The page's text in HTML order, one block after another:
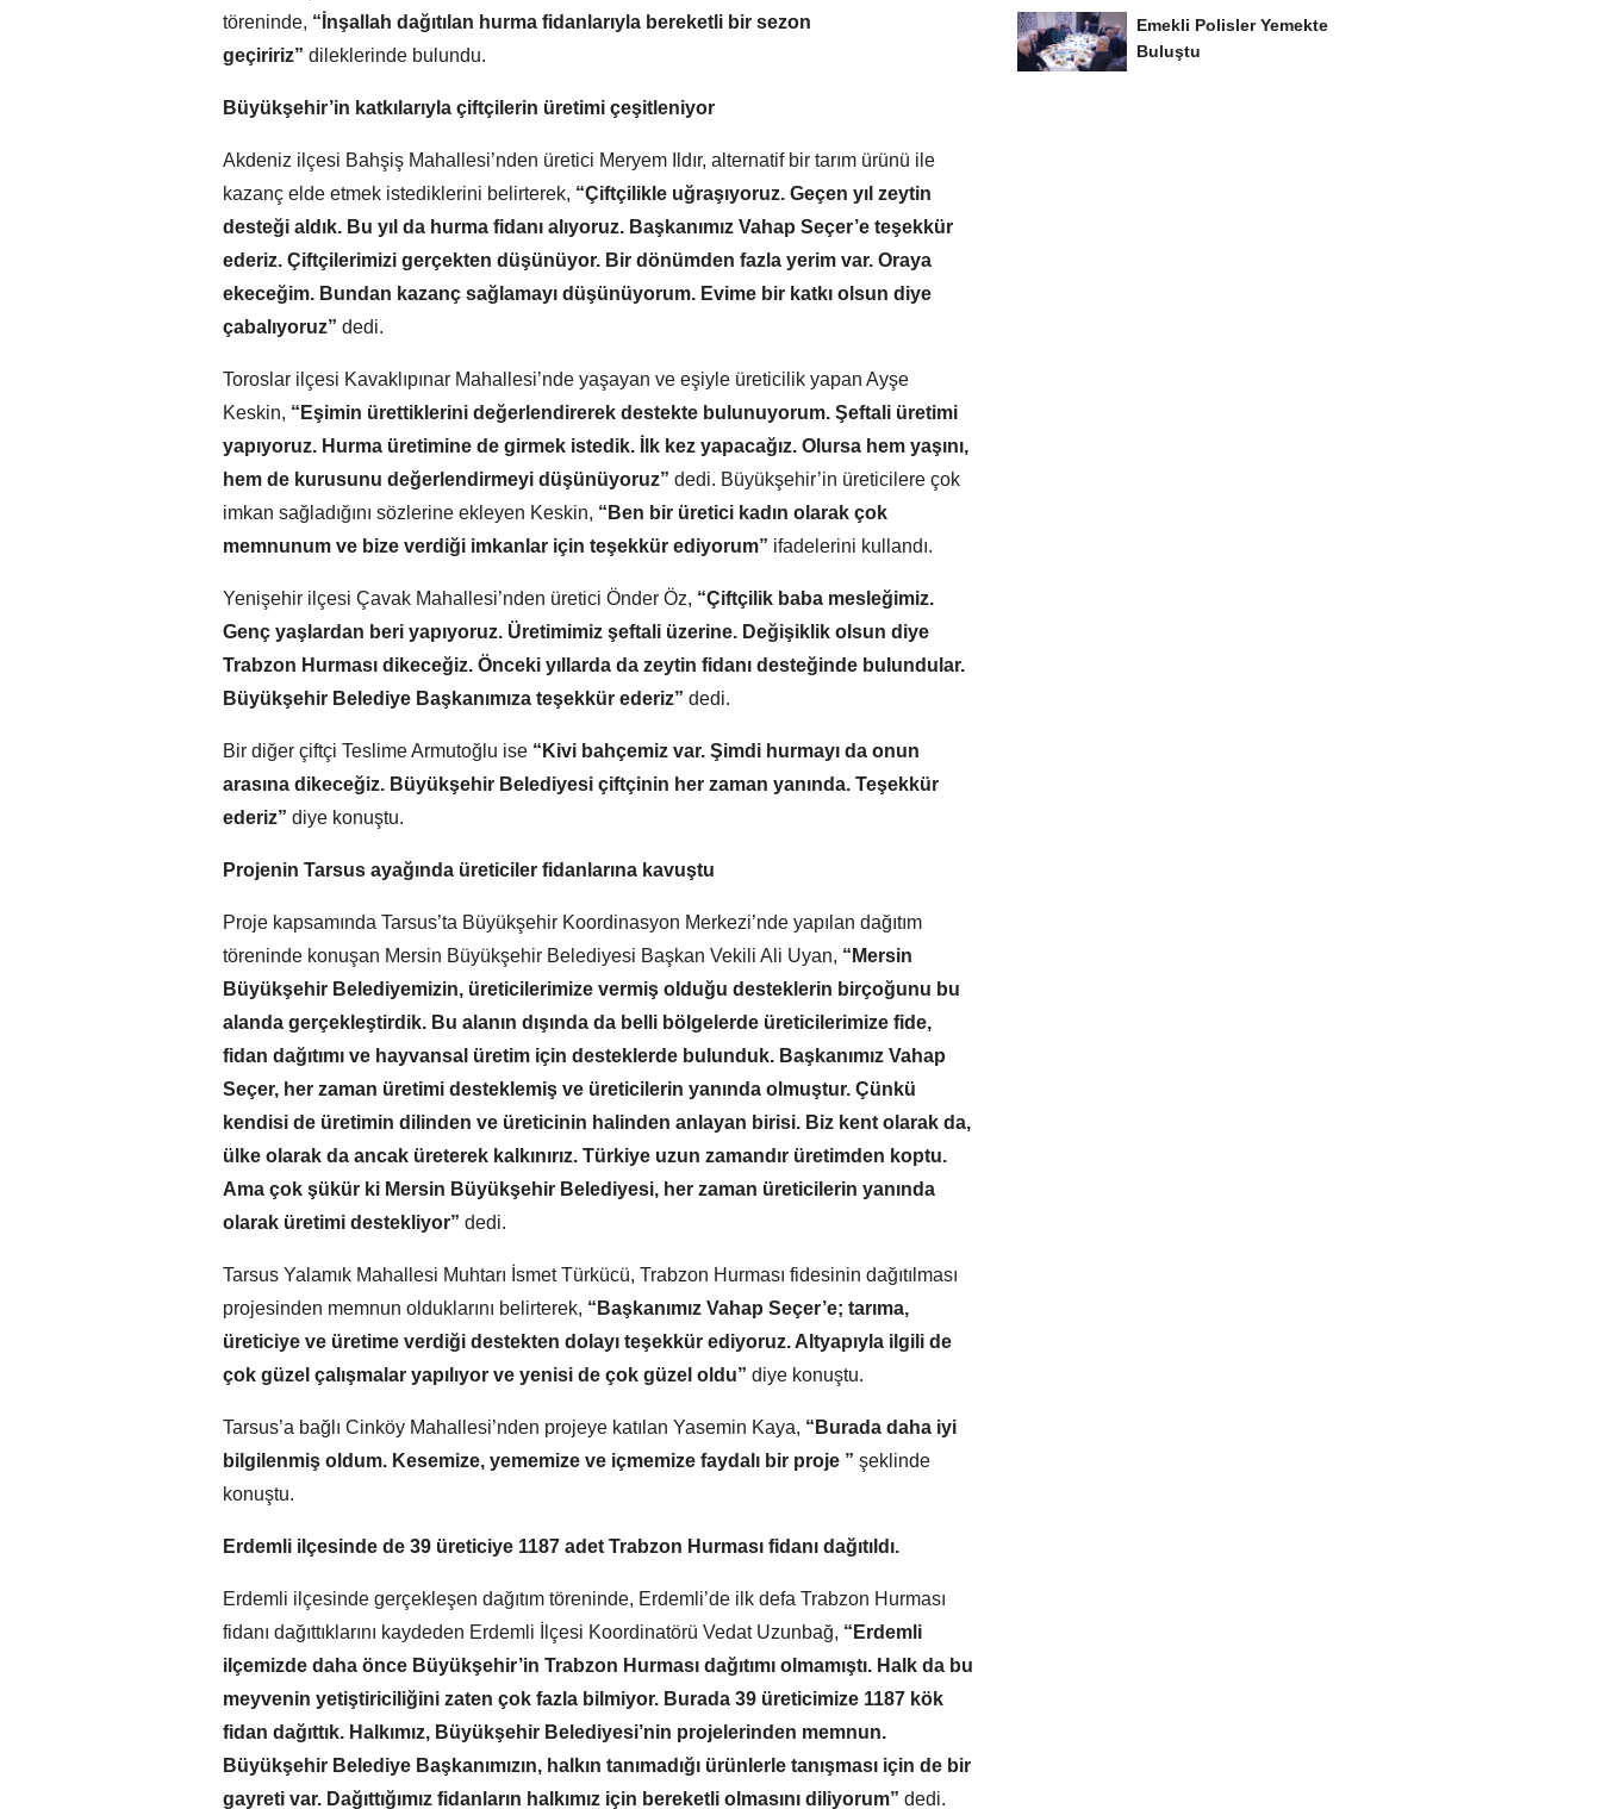
töreninde, “İnşallah dağıtılan hurma fidanlarıyla bereketli bir sezon
geçiririz” dileklerinde bulundu.
Büyükşehir’in katkılarıyla çiftçilerin üretimi çeşitleniyor
Akdeniz ilçesi Bahşiş Mahallesi’nden üretici Meryem Ildır, alternatif bir tarım ürünü ile
kazanç elde etmek istediklerini belirterek, “Çiftçilikle uğraşıyoruz. Geçen yıl zeytin
desteği aldık. Bu yıl da hurma fidanı alıyoruz. Başkanımız Vahap Seçer’e teşekkür
ederiz. Çiftçilerimizi gerçekten düşünüyor. Bir dönümden fazla yerim var. Oraya
ekeceğim. Bundan kazanç sağlamayı düşünüyorum. Evime bir katkı olsun diye
çabalıyoruz” dedi.
Toroslar ilçesi Kavaklıpınar Mahallesi’nde yaşayan ve eşiyle üreticilik yapan Ayşe
Keskin, “Eşimin ürettiklerini değerlendirerek destekte bulunuyorum. Şeftali üretimi
yapıyoruz. Hurma üretimine de girmek istedik. İlk kez yapacağız. Olursa hem yaşını,
hem de kurusunu değerlendirmeyi düşünüyoruz” dedi. Büyükşehir’in üreticilere çok
imkan sağladığını sözlerine ekleyen Keskin, “Ben bir üretici kadın olarak çok
memnunum ve bize verdiği imkanlar için teşekkür ediyorum” ifadelerini kullandı.
Yenişehir ilçesi Çavak Mahallesi’nden üretici Önder Öz, “Çiftçilik baba mesleğimiz.
Genç yaşlardan beri yapıyoruz. Üretimimiz şeftali üzerine. Değişiklik olsun diye
Trabzon Hurması dikeceğiz. Önceki yıllarda da zeytin fidanı desteğinde bulundular.
Büyükşehir Belediye Başkanımıza teşekkür ederiz” dedi.
Bir diğer çiftçi Teslime Armutoğlu ise “Kivi bahçemiz var. Şimdi hurmayı da onun
arasına dikeceğiz. Büyükşehir Belediyesi çiftçinin her zaman yanında. Teşekkür
ederiz” diye konuştu.
Projenin Tarsus ayağında üreticiler fidanlarına kavuştu
Proje kapsamında Tarsus’ta Büyükşehir Koordinasyon Merkezi’nde yapılan dağıtım
töreninde konuşan Mersin Büyükşehir Belediyesi Başkan Vekili Ali Uyan, “Mersin
Büyükşehir Belediyemizin, üreticilerimize vermiş olduğu desteklerin birçoğunu bu
alanda gerçekleştirdik. Bu alanın dışında da belli bölgelerde üreticilerimize fide,
fidan dağıtımı ve hayvansal üretim için desteklerde bulunduk. Başkanımız Vahap
Seçer, her zaman üretimi desteklemiş ve üreticilerin yanında olmuştur. Çünkü
kendisi de üretimin dilinden ve üreticinin halinden anlayan birisi. Biz kent olarak da,
ülke olarak da ancak üreterek kalkınırız. Türkiye uzun zamandır üretimden koptu.
Ama çok şükür ki Mersin Büyükşehir Belediyesi, her zaman üreticilerin yanında
olarak üretimi destekliyor” dedi.
Tarsus Yalamık Mahallesi Muhtarı İsmet Türkücü, Trabzon Hurması fidesinin dağıtılması
projesinden memnun olduklarını belirterek, “Başkanımız Vahap Seçer’e; tarıma,
üreticiye ve üretime verdiği destekten dolayı teşekkür ediyoruz. Altyapıyla ilgili de
çok güzel çalışmalar yapılıyor ve yenisi de çok güzel oldu” diye konuştu.
Tarsus’a bağlı Cinköy Mahallesi’nden projeye katılan Yasemin Kaya, “Burada daha iyi
bilgilenmiş oldum. Kesemize, yememize ve içmemize faydalı bir proje ” şeklinde
konuştu.
Erdemli ilçesinde de 39 üreticiye 1187 adet Trabzon Hurması fidanı dağıtıldı.
Erdemli ilçesinde gerçekleşen dağıtım töreninde, Erdemli’de ilk defa Trabzon Hurması
fidanı dağıttıklarını kaydeden Erdemli İlçesi Koordinatörü Vedat Uzunbağ, “Erdemli
ilçemizde daha önce Büyükşehir’in Trabzon Hurması dağıtımı olmamıştı. Halk da bu
meyvenin yetiştiriciliğini zaten çok fazla bilmiyor. Burada 39 üreticimize 1187 kök
fidan dağıttık. Halkımız, Büyükşehir Belediyesi’nin projelerinden memnun.
Büyükşehir Belediye Başkanımızın, halkın tanımadığı ürünlerle tanışması için de bir
gayreti var. Dağıttığımız fidanların halkımız için bereketli olmasını diliyorum” dedi.
Emekli Polisler Yemekte
Buluştu